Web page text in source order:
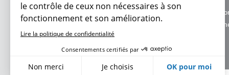
Charte
Données
le contrôle de ceux non nécessaires à son
fonctionnement et son amélioration.
Lire la politique de confidentialité
Consentements certifiés par
Non merci Je choisis OK pour moi